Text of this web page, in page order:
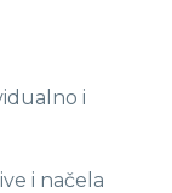
i
i načela